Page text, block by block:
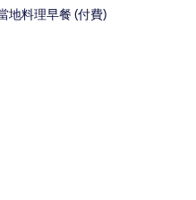
地料理早餐 (付費)